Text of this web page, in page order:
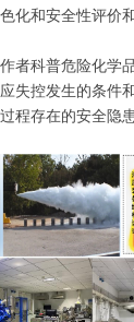
化和安全性评价
科普危险化学
失控发生的条件
程存在的安全隐